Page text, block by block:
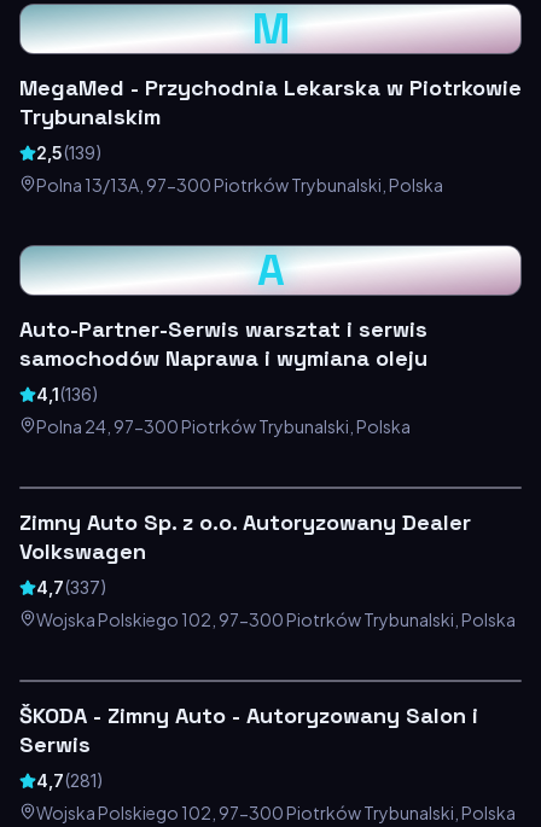
M
MegaMed - Przychodnia Lekarska w Piotrkowie
Trybunalskim
2,5(139)
Polna 13/13A, 97-300 Piotrków Trybunalski, Polska
A
Auto-Partner-Serwis warsztat i serwis
samochodów Naprawa i wymiana oleju
4,1(136)
Polna 24, 97-300 Piotrków Trybunalski, Polska
Zimny Auto Sp. z o.o. Autoryzowany Dealer
Volkswagen
4,7(337)
Wojska Polskiego 102, 97-300 Piotrków Trybunalski, Polska
ŠKODA - Zimny Auto - Autoryzowany Salon i
Serwis
4,7(281)
Wojska Polskiego 102, 97-300 Piotrków Trybunalski, Polska